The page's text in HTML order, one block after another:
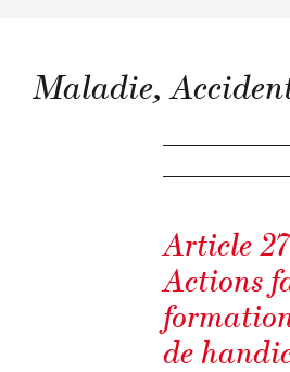
Maladie,
Article 27
Actions
de